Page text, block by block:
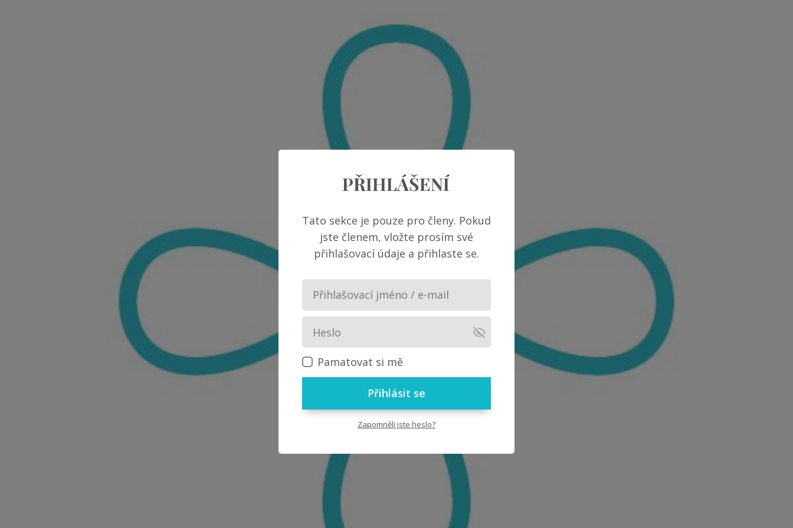
PŘIHLÁŠENÍ
Tato sekce je pouze pro členy. Pokud
jste členem, vložte prosím své
přihlašovací údaje a přihlaste se.
Pamatovat si mě
Přihlásit se
Zapomněli jste heslo?